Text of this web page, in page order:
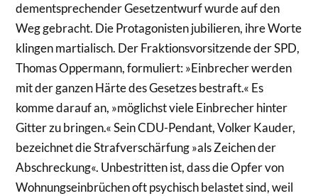
dementsprechender Gesetzentwurf wurde auf den
Weg gebracht. Die Protagonisten jubilieren, ihre Worte
klingen martialisch. Der Fraktionsvorsitzende der SPD,
Thomas Oppermann, formuliert: »Einbrecher werden
mit der ganzen Härte des Gesetzes bestraft.« Es
komme darauf an, »möglichst viele Einbrecher hinter
Gitter zu bringen.« Sein CDU-Pendant, Volker Kauder,
bezeichnet die Strafverschärfung »als Zeichen der
Abschreckung«. Unbestritten ist, dass die Opfer von
Wohnungseinbrüchen oft psychisch belastet sind, weil